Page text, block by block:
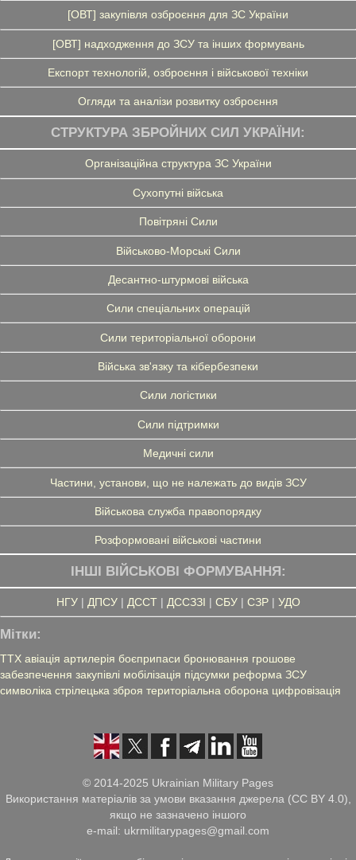
[ОВТ] закупівля озброєння для ЗС України
[ОВТ] надходження до ЗСУ та інших формувань
Експорт технологій, озброєння і військової техніки
Огляди та аналізи розвитку озброєння
СТРУКТУРА ЗБРОЙНИХ СИЛ УКРАЇНИ:
Організаційна структура ЗС України
Сухопутні війська
Повітряні Сили
Військово-Морські Сили
Десантно-штурмові війська
Сили спеціальних операцій
Сили територіальної оборони
Війська зв'язку та кібербезпеки
Сили логістики
Сили підтримки
Медичні сили
Частини, установи, що не належать до видів ЗСУ
Військова служба правопорядку
Розформовані військові частини
ІНШІ ВІЙСЬКОВІ ФОРМУВАННЯ:
НГУ| ДПСУ| ДССТ| ДССЗЗІ | СБУ| СЗР| УДО
Мітки:
ТТХ авіація артилерія боєприпаси бронювання грошове
забезпечення закупівлі мобілізація підсумки реформа ЗСУ
символіка стрілецька зброя територіальна оборона цифровізація
© 2014-2025 Ukrainian Military Pages
Використання матеріалів за умови вказання джерела (CC BY 4.0),
якщо не зазначено іншого
e-mail: ukrmilitarypages@gmail.com